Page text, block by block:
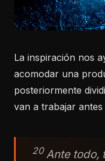
La inspiración nos
acomodar una
posteriormente
van a trabajar antes
20Ante todo,